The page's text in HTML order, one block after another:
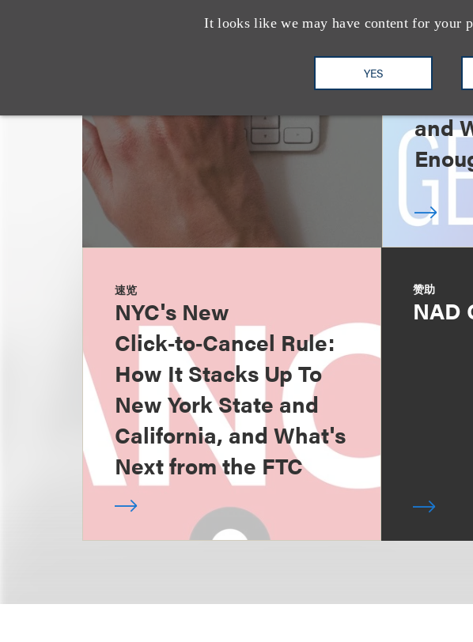
It looks like we may have content for your
YES
也看看这里
AI-
and
速览
NYC's New
Click‑to‑Cancel Rule:
How It Stacks Up To
New York State and
California, and What's
Next from the FTC
赞助
NAD